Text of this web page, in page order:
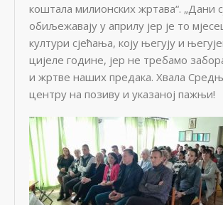
коштала милионских жртава“. „Дани
обиљежавају у априлу јер је то
култури сјећања, коју његују и
цијеле године, јер не требамо
и жртве наших предака. Хвала
центру на позиву и указаној пажњи!